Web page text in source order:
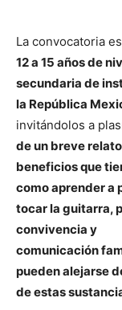
La convocatoria
12 a 15 años de
secundaria de
la República
invitándolos a
de un breve
beneficios que
como aprender a
tocar la guitarra,
convivencia y
comunicación
pueden alejarse
de estas